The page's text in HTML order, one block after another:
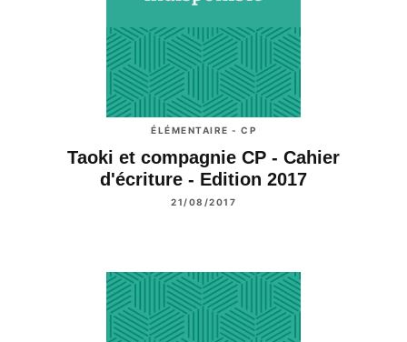
ÉLÉMENTAIRE - CP
Taoki et compagnie CP - Cahier
d'écriture - Edition 2017
21/08/2017